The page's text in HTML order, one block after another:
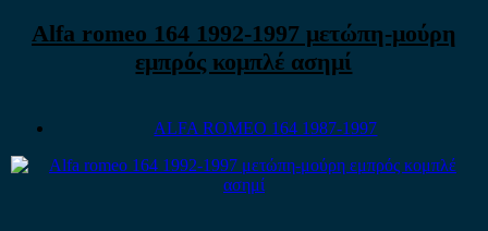
Alfa romeo 164 1992-1997 μετώπη-μούρη
εμπρός κομπλέ ασημί
ALFA ROMEO 164 1987-1997